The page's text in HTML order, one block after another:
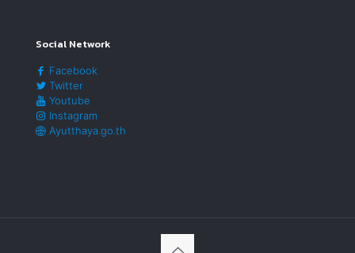
Social Network
Facebook
Twitter
Youtube
Instagram
Ayutthaya.go.th